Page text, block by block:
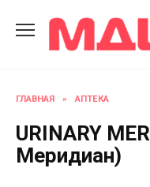
содержанию
ГЛАВНАЯ » АПТЕКА
URINARY
Меридиан)